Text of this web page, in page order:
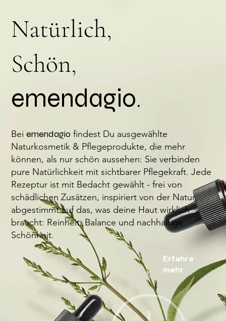
Natürlich,
Schön,
emendagio.
Beiemendagio findest Du ausgewählte
Naturkosmetik & Pflegeprodukte, die mehr
können, als nur schön aussehen: Sie verbinden
pure Natürlichkeit mit sichtbarer Pflegekraft. Jede
Rezeptur ist mit Bedacht gewählt - frei von
schädlichen Zusätzen, inspiriert von der Natur,
abgestimmt auf das, was deine Haut wirklich
braucht: Reinheit, Balance und nachhaltige
Schönheit.
Erfahre
mehr